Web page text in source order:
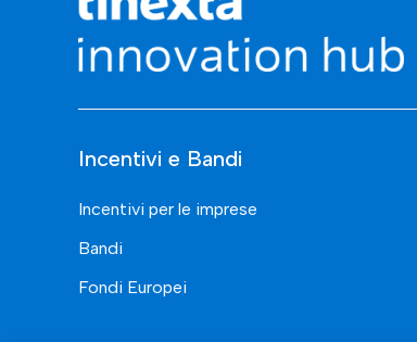
Incentivi e Bandi
Incentivi per le imprese
Bandi
Fondi Europei